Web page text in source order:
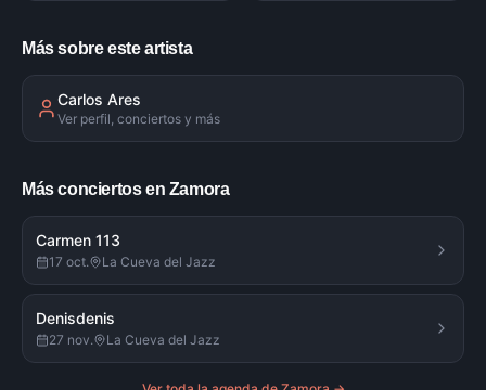
Más sobre este artista
Carlos Ares
Ver perfil, conciertos y más
Más conciertos en Zamora
Carmen 113
17 oct. La Cueva del Jazz
Denisdenis
27 nov. La Cueva del Jazz